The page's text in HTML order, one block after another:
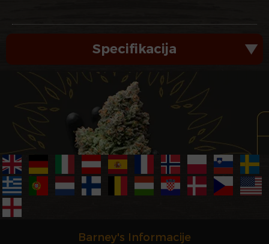
Specifikacija
Barney's Informacije